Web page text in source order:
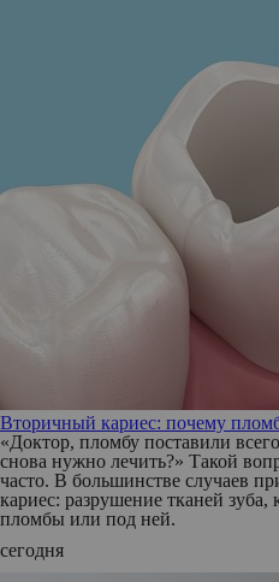
Вторичный кариес: почему
«Доктор, пломбу поставили
снова нужно лечить?» Такой
часто. В большинстве случаев
кариес: разрушение тканей зуба,
пломбы или под ней.
сегодня